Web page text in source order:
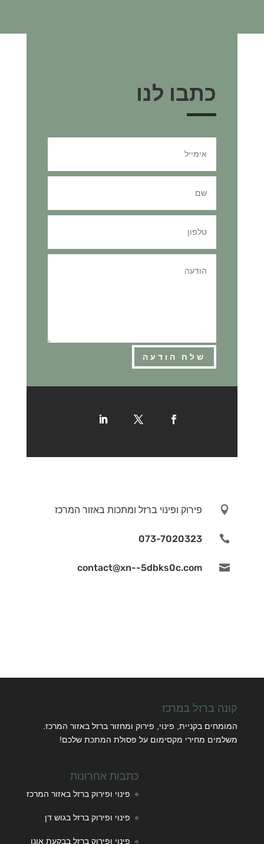
כתבו לנו
שלח הודעה
 פירוק ופינוי ברזל ומתכות באזור המרכז

073-7020323

contact@xn--5dbks0c.com
קונה ברזל במרכז
המומחים בקניית, פינוי, פירוק ומחזור ברזל באזור המרכז.
משלמים מחירי מקסימום על פסולת המתכת שלכם!
כתבות אחרונות
פינוי ופירוק ברזל באזור המרכז
פינוי ופירוק ברזל בגוש דן
פינוי ופירוק ברזל בבקעת אונו